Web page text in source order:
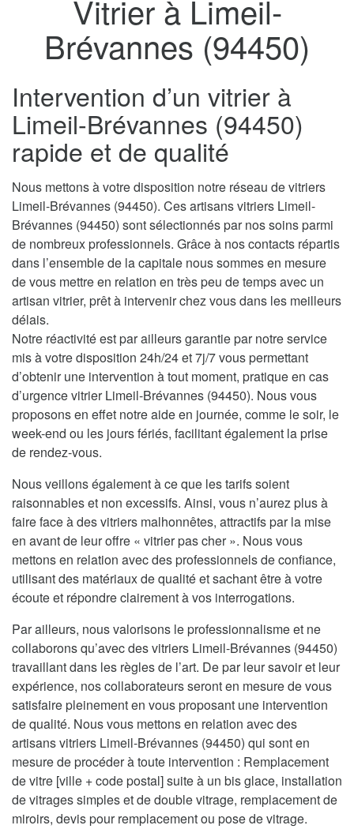
Vitrier à Limeil-
Brévannes (94450)
Intervention d’un vitrier à
Limeil-Brévannes (94450)
rapide et de qualité
Nous mettons à votre disposition notre réseau de vitriers
Limeil-Brévannes (94450). Ces artisans vitriers Limeil-
Brévannes (94450) sont sélectionnés par nos soins parmi
de nombreux professionnels. Grâce à nos contacts répartis
dans l’ensemble de la capitale nous sommes en mesure
de vous mettre en relation en très peu de temps avec un
artisan vitrier, prêt à intervenir chez vous dans les meilleurs
délais.
Notre réactivité est par ailleurs garantie par notre service
mis à votre disposition 24h/24 et 7j/7 vous permettant
d’obtenir une intervention à tout moment, pratique en cas
d’urgence vitrier Limeil-Brévannes (94450). Nous vous
proposons en effet notre aide en journée, comme le soir, le
week-end ou les jours fériés, facilitant également la prise
de rendez-vous.
Nous veillons également à ce que les tarifs soient
raisonnables et non excessifs. Ainsi, vous n’aurez plus à
faire face à des vitriers malhonnêtes, attractifs par la mise
en avant de leur offre « vitrier pas cher ». Nous vous
mettons en relation avec des professionnels de confiance,
utilisant des matériaux de qualité et sachant être à votre
écoute et répondre clairement à vos interrogations.
Par ailleurs, nous valorisons le professionnalisme et ne
collaborons qu’avec des vitriers Limeil-Brévannes (94450)
travaillant dans les règles de l’art. De par leur savoir et leur
expérience, nos collaborateurs seront en mesure de vous
satisfaire pleinement en vous proposant une intervention
de qualité. Nous vous mettons en relation avec des
artisans vitriers Limeil-Brévannes (94450) qui sont en
mesure de procéder à toute intervention : Remplacement
de vitre [ville + code postal] suite à un bis glace, installation
de vitrages simples et de double vitrage, remplacement de
miroirs, devis pour remplacement ou pose de vitrage.